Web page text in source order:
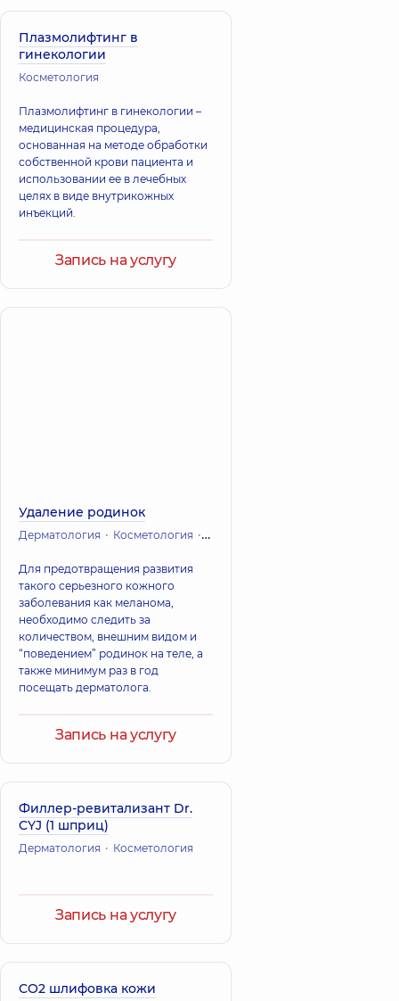
Плазмолифтинг в
гинекологии
Косметология
Плазмолифтинг в гинекологии –
медицинская процедура,
основанная на методе обработки
собственной крови пациента и
использовании ее в лечебных
целях в виде внутрикожных
инъекций.
Запись на услугу
Удаление родинок
Дерматология Косметология Онкология
Для предотвращения развития
такого серьезного кожного
заболевания как меланома,
необходимо следить за
количеством, внешним видом и
“поведением” родинок на теле, а
также минимум раз в год
посещать дерматолога.
Запись на услугу
Филлер-ревитализант Dr.
CYJ (1 шприц)
Дерматология Косметология
Запись на услугу
CO2 шлифовка кожи